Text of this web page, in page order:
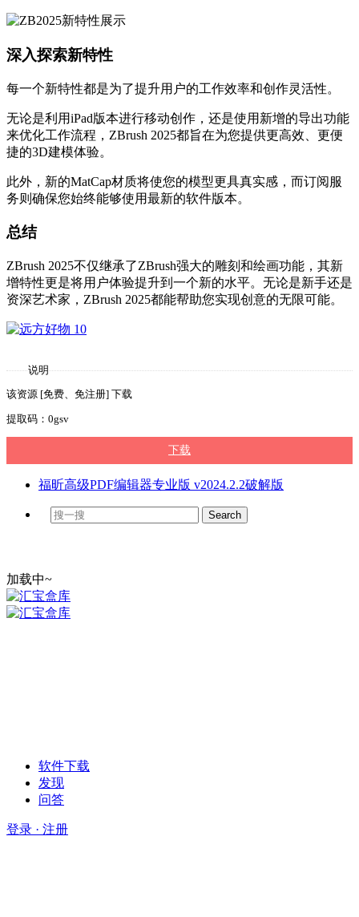
深入探索新特性
每一个新特性都是为了提升用户的工作效率和创作灵活性。
无论是利用iPad版本进行移动创作，还是使用新增的导出功能
来优化工作流程，ZBrush 2025都旨在为您提供更高效、更便
捷的3D建模体验。
此外，新的MatCap材质将使您的模型更具真实感，而订阅服
务则确保您始终能够使用最新的软件版本。
总结
ZBrush 2025不仅继承了ZBrush强大的雕刻和绘画功能，其新
增特性更是将用户体验提升到一个新的水平。无论是新手还是
资深艺术家，ZBrush 2025都能帮助您实现创意的无限可能。
说明
该资源 [免费、免注册] 下载
提取码：0gsv
下载
福昕高级PDF编辑器专业版 v2024.2.2破解版
加载中~
软件下载
发现
问答
登录 · 注册